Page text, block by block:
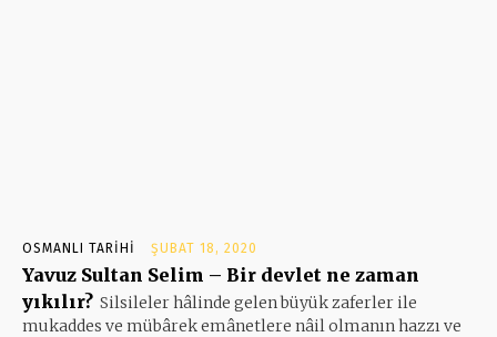
OSMANLI TARIHI ŞUBAT 18, 2020
Yavuz Sultan Selim – Bir devlet ne zaman
yıkılır? Silsileler hâlinde gelen büyük zaferler ile
mukaddes ve mübârek emâ­net­le­re nâil olmanın hazzı ve